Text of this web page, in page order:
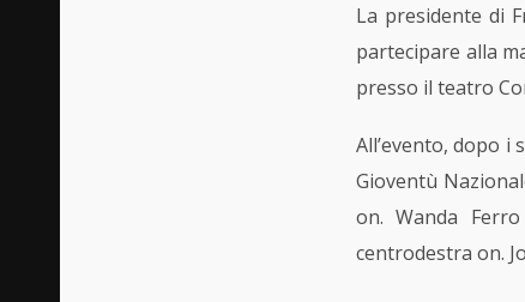
La presidente di
partecipare alla
presso il teatro
All’evento, dopo
Gioventù
on. Wanda
centrodestra on.